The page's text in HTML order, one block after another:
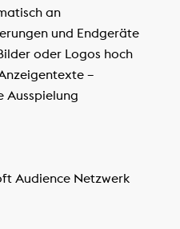
an
und Endgeräte
oder Logos hoch
–
Audience Netzwerk